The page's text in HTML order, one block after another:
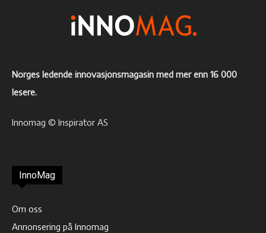
Norges ledende innovasjonsmagasin med mer enn 16 000
lesere.
Innomag © Inspirator AS
InnoMag
Om oss
Annonsering på Innomag